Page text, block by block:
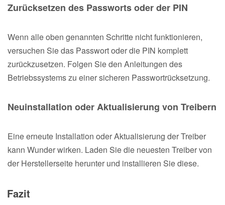
Zurücksetzen des Passworts oder der PIN
Wenn alle oben genannten Schritte nicht funktionieren,
versuchen Sie das Passwort oder die PIN komplett
zurückzusetzen. Folgen Sie den Anleitungen des
Betriebssystems zu einer sicheren Passwortrücksetzung.
Neuinstallation oder Aktualisierung von Treibern
Eine erneute Installation oder Aktualisierung der Treiber
kann Wunder wirken. Laden Sie die neuesten Treiber von
der Herstellerseite herunter und installieren Sie diese.
Fazit